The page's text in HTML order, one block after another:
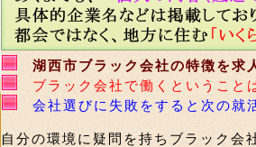
湖西市ブラック会社の特徴を求
ブラック会社で働くということ
会社選びに失敗をすると次の就
自分の環境に疑問を持ちブラック会